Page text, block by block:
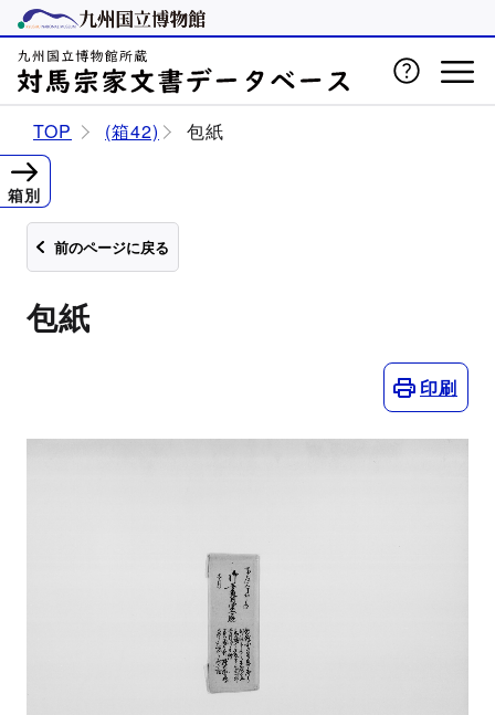
TOP (箱42) 包紙
前のページに戻る
包紙
印刷
箱別